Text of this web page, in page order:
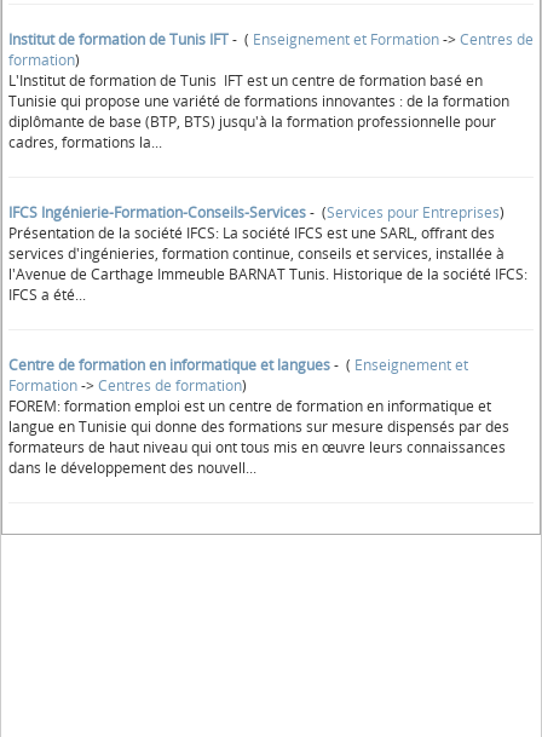
Institut de formation de Tunis IFT- ( Enseignement et Formation->Centres de
formation)
L'Institut de formation de Tunis IFT est un centre de formation basé en
Tunisie qui propose une variété de formations innovantes : de la formation
diplômante de base (BTP, BTS) jusqu'à la formation professionnelle pour
cadres, formations la...
IFCS Ingénierie-Formation-Conseils-Services- (Services pour Entreprises)
Présentation de la société IFCS: La société IFCS est une SARL, offrant des
services d'ingénieries, formation continue, conseils et services, installée à
l'Avenue de Carthage Immeuble BARNAT Tunis. Historique de la société IFCS:
IFCS a été...
Centre de formation en informatique et langues- ( Enseignement et
Formation->Centres de formation)
FOREM: formation emploi est un centre de formation en informatique et
langue en Tunisie qui donne des formations sur mesure dispensés par des
formateurs de haut niveau qui ont tous mis en œuvre leurs connaissances
dans le développement des nouvell...